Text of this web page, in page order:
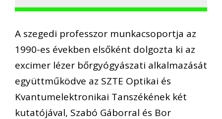
A szegedi professzor munkacsoportja az
1990-es években elsőként dolgozta ki az
excimer lézer bőrgyógyászati alkalmazását
együttműködve az SZTE Optikai és
Kvantumelektronikai Tanszékének két
kutatójával, Szabó Gáborral és Bor